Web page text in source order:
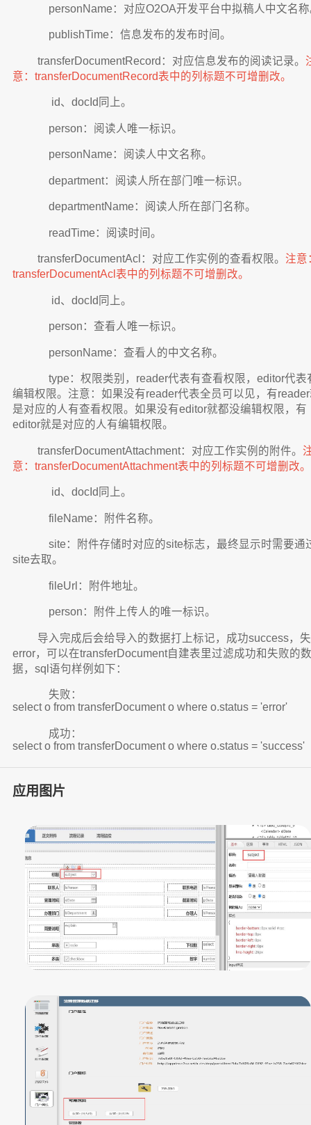
personName：对应O2OA开发平台中拟稿人中文名称
publishTime：信息发布的发布时间。
transferDocumentRecord：对应信息发布的阅读记录。
意：transferDocumentRecord表中的列标题不可增删改。
id、docId同上。
person：阅读人唯一标识。
personName：阅读人中文名称。
department：阅读人所在部门唯一标识。
​​​​​​​ departmentName：阅读人所在部门名称。
​​​​​​​ readTime：阅读时间。
transferDocumentAcl：对应工作实例的查看权限。 注意
transferDocumentAcl表中的列标题不可增删改。
​​​​​​​ id、docId同上。
​​​​​​​ person：查看人唯一标识。
​​​​​​​ personName：查看人的中文名称。
type：权限类别，reader代表有查看权限，editor代表
编辑权限。注意：如果没有reader代表全员可以见，有
是对应的人有查看权限。如果没有editor就都没编辑权限，有
editor就是对应的人有编辑权限。
transferDocumentAttachment：对应工作实例的附件。
意：transferDocumentAttachment表中的列标题不可增删改。
​​​​​​​ id、docId同上。
​​​​​​​ fileName：附件名称。
site：附件存储时对应的site标志，最终显示时需要通
site去取。
​​​​​​​ fileUrl：附件地址。
​​​​​​​ person：附件上传人的唯一标识。
导入完成后会给导入的数据打上标记，成功success，
error，可以在transferDocument自建表里过滤成功和失败的数
据，sql语句样例如下：
​​​​​​​ 失败：
select o from transferDocument o where o.status = 'error'
​​​​​​​ 成功：
select o from transferDocument o where o.status = 'success'
应用图片